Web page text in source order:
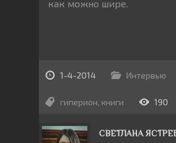
как можно шире.
1-4-2014 Интервью
гиперион, книги 190
СВЕТЛАНА